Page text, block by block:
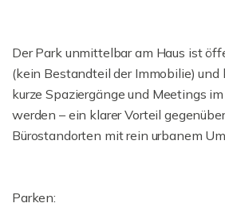
Der Park unmittelbar am Haus ist
(kein Bestandteil der Immobilie) und
kurze Spaziergänge und Meetings
werden – ein klarer Vorteil
Bürostandorten mit rein urbanem
Parken: